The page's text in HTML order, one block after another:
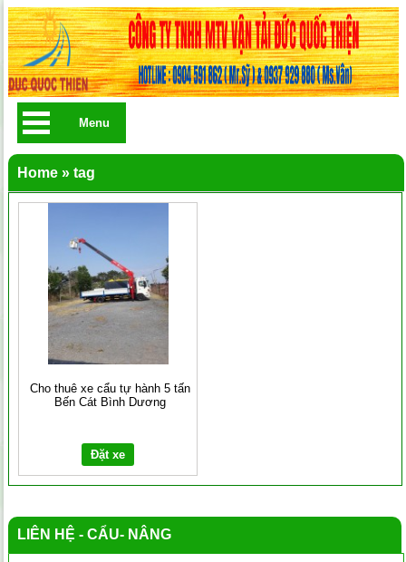
Cho thuê xe cẩu tự hành 5 tấn
Bến Cát Bình Dương
Đặt xe
Home »tag
LIÊN HỆ - CẨU- NÂNG
Menu